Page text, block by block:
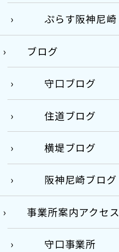
ぷらす阪神尼崎
ブログ
守口ブログ
住道ブログ
横堤ブログ
阪神尼崎ブログ
事業所案内アクセス
守口事業所